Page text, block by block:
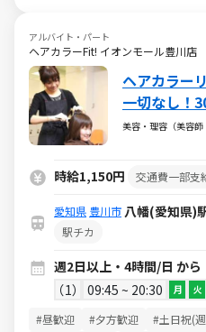
アルバイト・パート
ヘアカラーFit! イオンモール豊川店
ヘアカラー
一切なし！
美容・理容（美容師
時給1,150円 交通費一部支
愛知県 豊川市八幡(愛知県)
駅チカ
週2日以上・4時間/日 から
1
09:45 ~ 20:30 月 火
#昼歓迎 #夕方歓迎 #土日祝(